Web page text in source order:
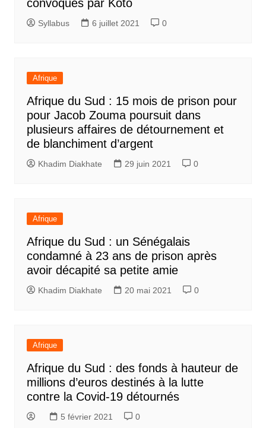
convoqués par Koto
Syllabus 6 juillet 2021 0
Afrique
Afrique du Sud : 15 mois de prison pour
pour Jacob Zouma poursuit dans
plusieurs affaires de détournement et
de blanchiment d’argent
Khadim Diakhate 29 juin 2021 0
Afrique
Afrique du Sud : un Sénégalais
condamné à 23 ans de prison après
avoir décapité sa petite amie
Khadim Diakhate 20 mai 2021 0
Afrique
Afrique du Sud : des fonds à hauteur de
millions d’euros destinés à la lutte
contre la Covid-19 détournés
5 février 2021 0